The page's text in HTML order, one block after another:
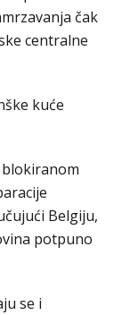
čak
centralne
kuće
blokiranom
Belgiju,
potpuno
se i